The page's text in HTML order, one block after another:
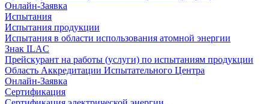
Онлайн-Заявка
Испытания
Испытания продукции
Испытания в области использования атомной энергии
Знак ILAC
Прейскурант на работы (услуги) по испытаниям продукции
Область Аккредитации Испытательного Центра
Онлайн-Заявка
Сертификация